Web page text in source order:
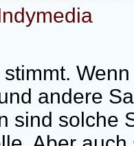
stimmt.
andere
sind solche